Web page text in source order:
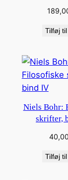
Tilføj
Niels Bohr:
skrifter,
40,00
Tilføj